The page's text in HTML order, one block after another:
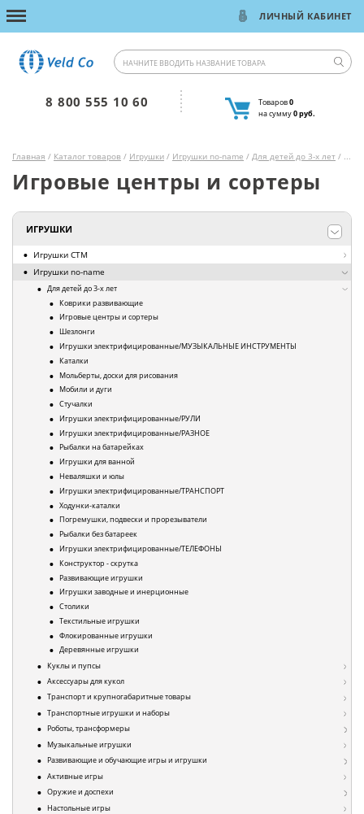
ЛИЧНЫЙ КАБИНЕТ
8 800 555 10 60 Товаров0
на сумму0 руб.
Главная / Каталог товаров / Игрушки / Игрушки no-name / Для детей до 3-х лет / Игровые центры и сортеры
Игровые центры и сортеры
ИГРУШКИ
Игрушки СТМ
Игрушки no-name
Для детей до 3-х лет
Коврики развивающие
Игровые центры и сортеры
Шезлонги
Игрушки электрифицированные/МУЗЫКАЛЬНЫЕ ИНСТРУМЕНТЫ
Каталки
Мольберты, доски для рисования
Мобили и дуги
Стучалки
Игрушки электрифицированные/РУЛИ
Игрушки электрифицированные/РАЗНОЕ
Рыбалки на батарейках
Игрушки для ванной
Неваляшки и юлы
Игрушки электрифицированные/ТРАНСПОРТ
Ходунки-каталки
Погремушки, подвески и прорезыватели
Рыбалки без батареек
Игрушки электрифицированные/ТЕЛЕФОНЫ
Конструктор - скрутка
Развивающие игрушки
Игрушки заводные и инерционные
Столики
Текстильные игрушки
Флокированные игрушки
Деревянные игрушки
Куклы и пупсы
Аксессуары для кукол
Транспорт и крупногабаритные товары
Транспортные игрушки и наборы
Роботы, трансформеры
Музыкальные игрушки
Развивающие и обучающие игры и игрушки
Активные игры
Оружие и доспехи
Настольные игры